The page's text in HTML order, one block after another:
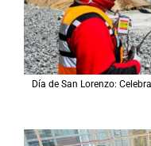
Día de San Lorenzo: